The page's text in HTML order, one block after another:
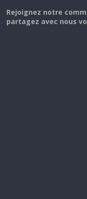
Rejoignez notre
partagez avec nous